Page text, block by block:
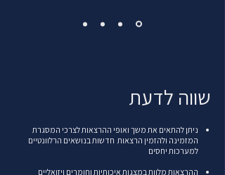
שווה לדעת
ניתן להתאים את משך ואופי ההרצאות לצרכי המסגרת
המזמינה ולהזמין הרצאות חדשות בנושאים הרלוונטיים
למערכות יחסים
ההרצאות מלוות במצגות איכותיות וחומרים ויזואליים